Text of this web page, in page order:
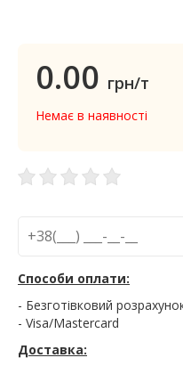
0.00 грн/т
Немає в наявності
Способи оплати:
- Безготівковий
- Visa/Mastercard
Доставка: